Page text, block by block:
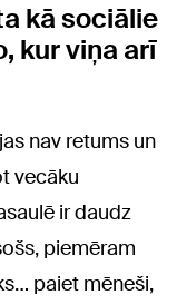
kā sociālie
kur viņa arī
nav retums un
vecāku
ir daudz
piemēram
paiet mēneši,